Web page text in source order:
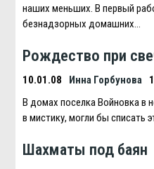
наших меньших. В первый
безнадзорных домашних…
Рождество при
10.01.08 Инна Горбунова
В домах поселка Войновка в
в мистику, могли бы списать
Шахматы под баян